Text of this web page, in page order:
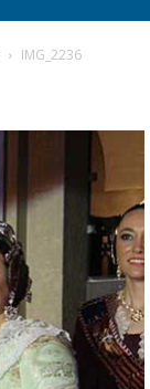
IMG_2236